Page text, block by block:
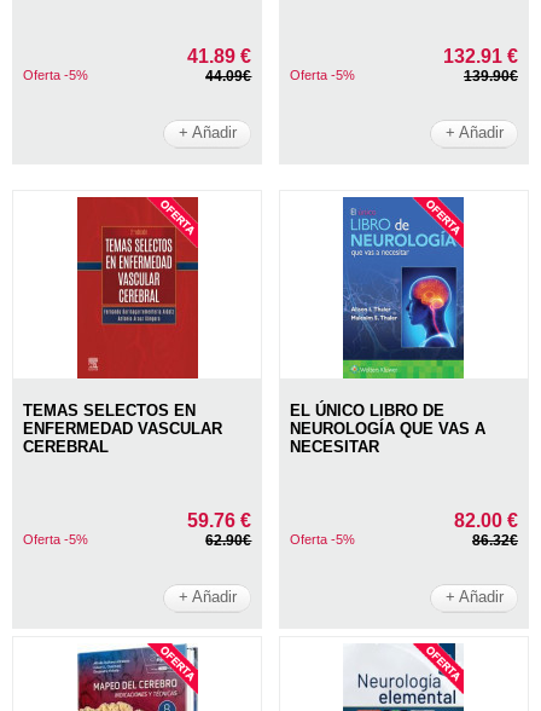
41.89 €
Oferta -5% 44.09€
+ Añadir
132.91 €
Oferta -5% 139.90€
+ Añadir
TEMAS SELECTOS EN
ENFERMEDAD VASCULAR
CEREBRAL
59.76 €
Oferta -5% 62.90€
+ Añadir
EL ÚNICO LIBRO DE
NEUROLOGÍA QUE VAS A
NECESITAR
82.00 €
Oferta -5% 86.32€
+ Añadir